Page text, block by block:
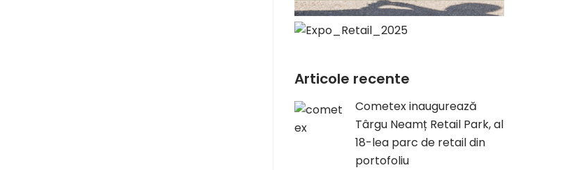
Articole recente
Cometex inaugurează
Târgu Neamț Retail Park, al
18-lea parc de retail din
portofoliu